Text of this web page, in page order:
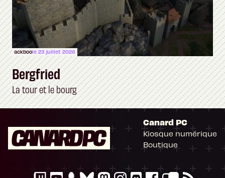
ackboole 23 juillet 2026
Bergfried
La tour et le bourg
Canard PC
Kiosque numérique
Boutique